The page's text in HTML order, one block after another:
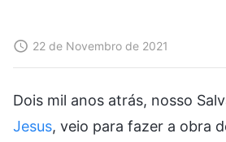
22 de Novembro de 2021
Dois mil anos atrás, nosso
Jesus, veio para fazer a obra